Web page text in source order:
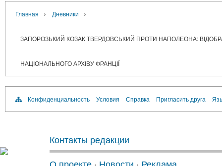
Главная › Дневники ›
ЗАПОРОЗЬКИЙ КОЗАК ТВЕРДОВСЬКИЙ ПРОТИ НАПОЛЕОНА:
НАЦІОНАЛЬНОГО АРХІВУ ФРАНЦІЇ
Конфиденциальность Условия Справка Пригласить друга
Контакты редакции